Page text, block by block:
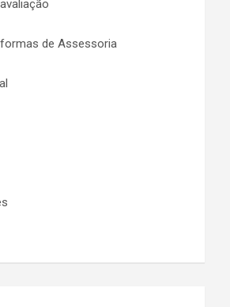
formas de Assessoria